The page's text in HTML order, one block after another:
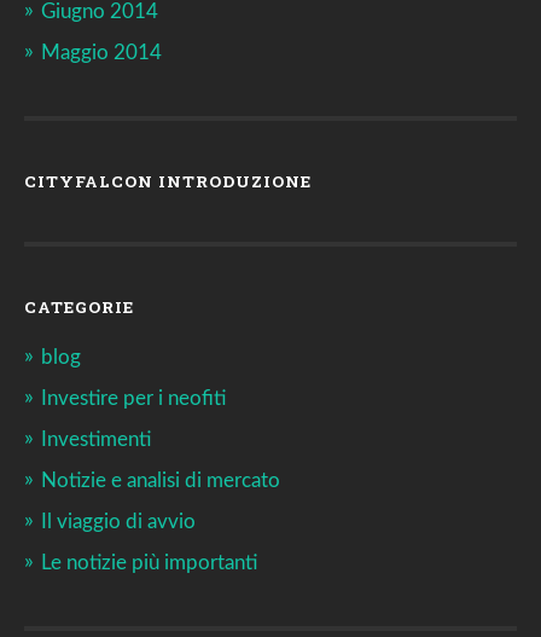
Giugno 2014
Maggio 2014
CITYFALCON INTRODUZIONE
CATEGORIE
blog
Investire per i neofiti
Investimenti
Notizie e analisi di mercato
Il viaggio di avvio
Le notizie più importanti